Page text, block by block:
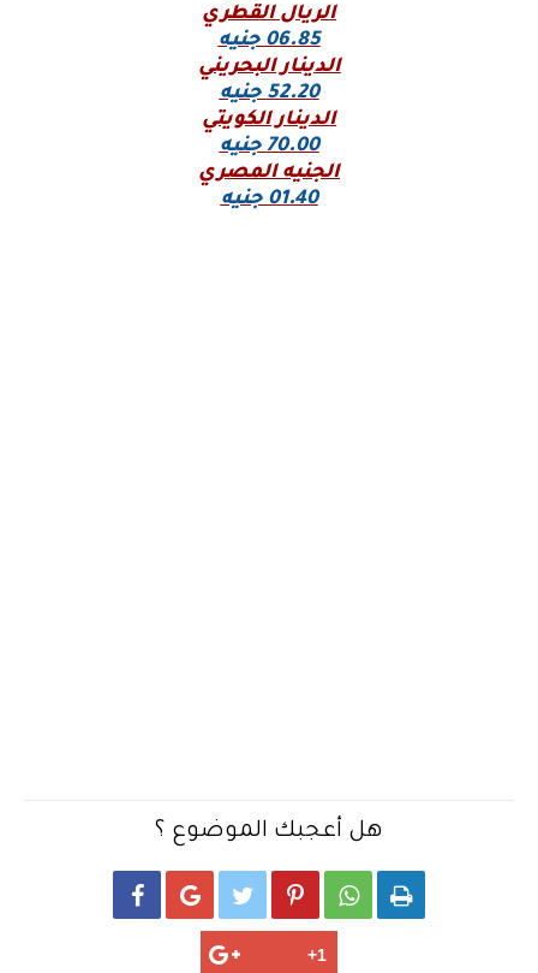
الريال القطري
06.85 جنيه
الدينار البحريني
52.20 جنيه
الدينار الكويتي
70.00 جنيه
الجنيه المصري
01.40 جنيه
هل أعجبك الموضوع ؟
     